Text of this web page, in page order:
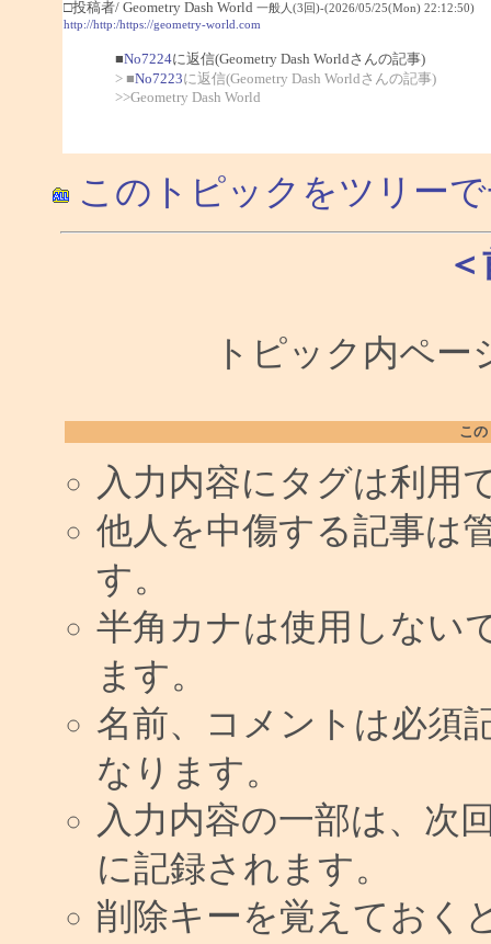
□投稿者/ Geometry Dash World 一般人(3回)-(2026/05/25(Mon) 22:12:50)
http://http:/https://geometry-world.com
■No7224に返信(Geometry Dash Worldさんの記事)
> ■No7223に返信(Geometry Dash Worldさんの記事)
>>Geometry Dash World
このトピックをツリー
トピック内ペー
こ
入力内容にタグは利用
他人を中傷する記事は
す。
半角カナは使用しない
ます。
名前、コメントは必須
なります。
入力内容の一部は、次
に記録されます。
削除キーを覚えておく